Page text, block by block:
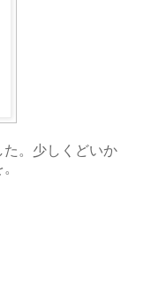
た。少しくどいか